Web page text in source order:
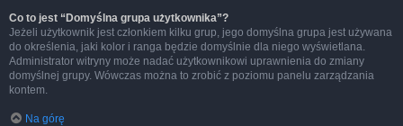
Co to jest “Domyślna grupa użytkownika”?
Jeżeli użytkownik jest członkiem kilku grup, jego domyślna grupa jest używana
do określenia, jaki kolor i ranga będzie domyślnie dla niego wyświetlana.
Administrator witryny może nadać użytkownikowi uprawnienia do zmiany
domyślnej grupy. Wówczas można to zrobić z poziomu panelu zarządzania
kontem.
Na górę